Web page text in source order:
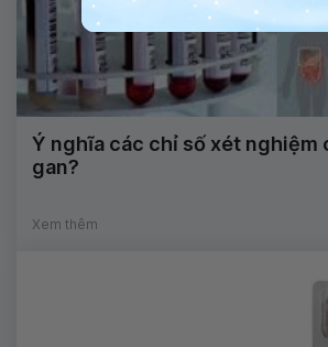
Ý nghĩa các chỉ số xét nghiệm
gan?
Xem thêm